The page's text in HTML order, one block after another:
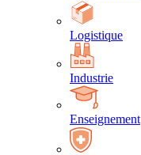
Logistique
Industrie
Enseignement